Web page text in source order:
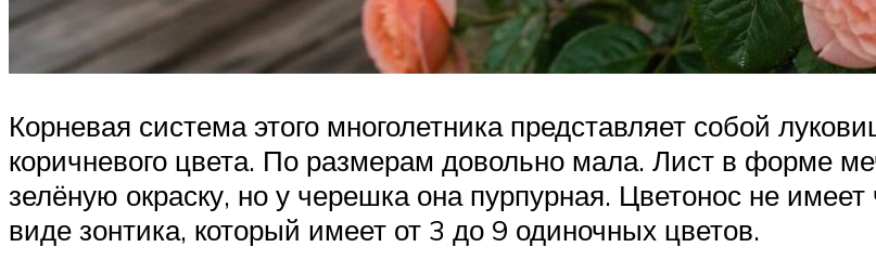
Корневая система этого многолетника представляет собой
коричневого цвета. По размерам довольно мала. Лист в форме
зелёную окраску, но у черешка она пурпурная. Цветонос не
виде зонтика, который имеет от 3 до 9 одиночных цветов.